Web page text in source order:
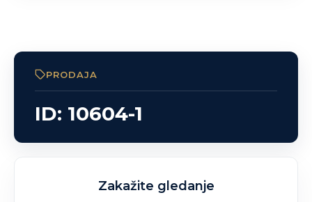
PRODAJA
ID: 10604-1
Zakažite gledanje